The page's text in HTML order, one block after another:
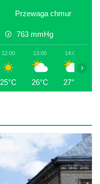
Przewaga chmur
763 mmHg
12:00
25°C
13:00
26°C
14:00
27°C
›